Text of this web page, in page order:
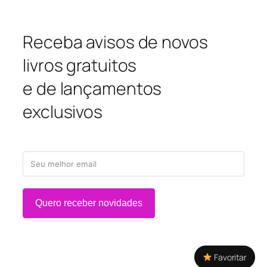
Receba avisos de novos
livros gratuitos
e de lançamentos
exclusivos
Quero receber novidades
Favoritar